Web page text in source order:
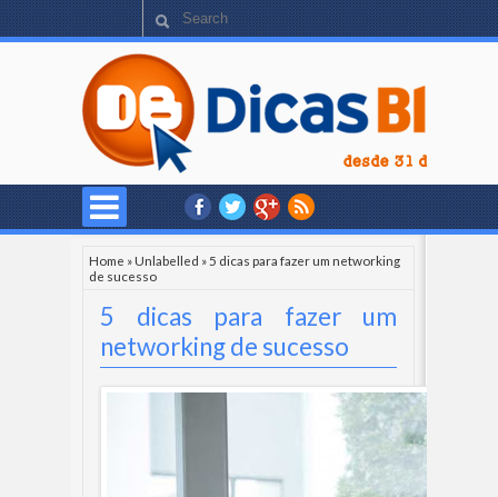
Home »Unlabelled » 5 dicas para fazer um networking
de sucesso
5 dicas para fazer um
networking de sucesso